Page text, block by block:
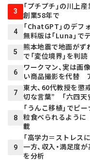
3
「プチプチ」の川上
創業58年で
4
「ChatGPT」のデフ
無料版は「Luna」で
5
熊本地震で地面が
で「変位境界」を判
6
ワークマン、実は
い商品撮影を代替
7
東大、60代教授を
切な言葉” 「六四天
8
「うんこ移植」でピ
粒食べられるよう
載
9
「高学力＝ストレス
一方、収入・満足
を分析